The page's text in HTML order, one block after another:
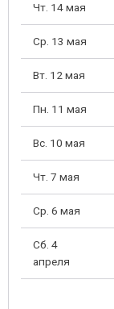
Чт. 14 мая
Ср. 13 мая
Вт. 12 мая
Пн. 11 мая
Вс. 10 мая
Чт. 7 мая
Ср. 6 мая
Сб. 4
апреля